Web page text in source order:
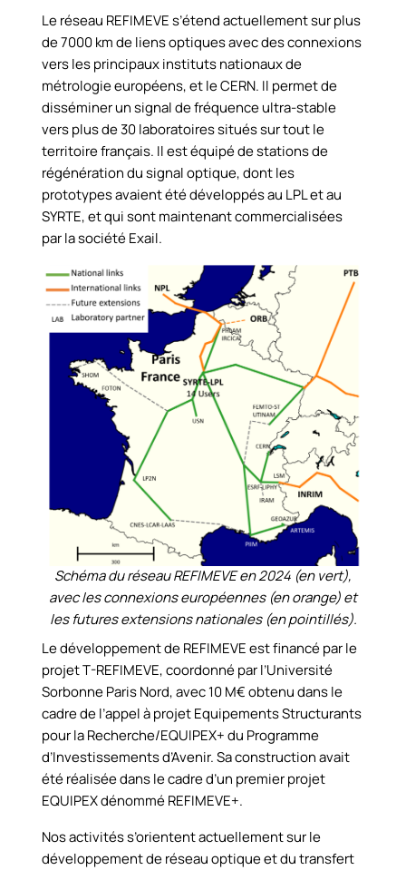
Le réseau REFIMEVE s’étend actuellement sur plus
de 7000 km de liens optiques avec des connexions
vers les principaux instituts nationaux de
métrologie européens, et le CERN. Il permet de
disséminer un signal de fréquence ultra-stable
vers plus de 30 laboratoires situés sur tout le
territoire français. Il est équipé de stations de
régénération du signal optique, dont les
prototypes avaient été développés au LPL et au
SYRTE, et qui sont maintenant commercialisées
par la société Exail.
Schéma du réseau REFIMEVE en 2024 (en vert),
avec les connexions européennes (en orange) et
les futures extensions nationales (en pointillés).
Le développement de REFIMEVE est financé par le
projet T-REFIMEVE, coordonné par l’Université
Sorbonne Paris Nord, avec 10 M€ obtenu dans le
cadre de l’appel à projet Equipements Structurants
pour la Recherche/EQUIPEX+ du Programme
d’Investissements d’Avenir. Sa construction avait
été réalisée dans le cadre d’un premier projet
EQUIPEX dénommé REFIMEVE+.
Nos activités s’orientent actuellement sur le
développement de réseau optique et du transfert